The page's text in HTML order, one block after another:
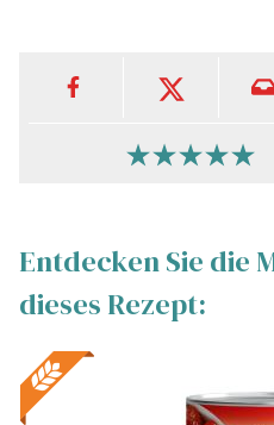
Entdecken Sie die
dieses Rezept: